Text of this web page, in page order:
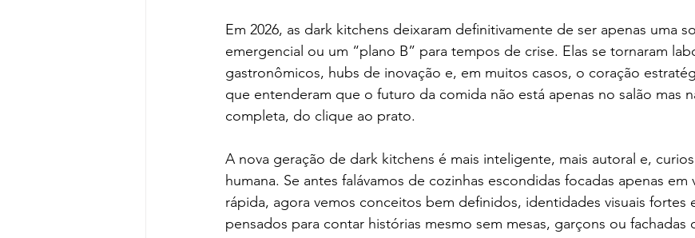
Em 2026, as dark kitchens deixaram definitivamente de ser apenas uma
emergencial ou um “plano B” para tempos de crise. Elas se tornaram
gastronômicos, hubs de inovação e, em muitos casos, o coração
que entenderam que o futuro da comida não está apenas no salão mas
completa, do clique ao prato.
A nova geração de dark kitchens é mais inteligente, mais autoral e,
humana. Se antes falávamos de cozinhas escondidas focadas apenas
rápida, agora vemos conceitos bem definidos, identidades visuais fortes
pensados para contar histórias mesmo sem mesas, garçons ou fachadas